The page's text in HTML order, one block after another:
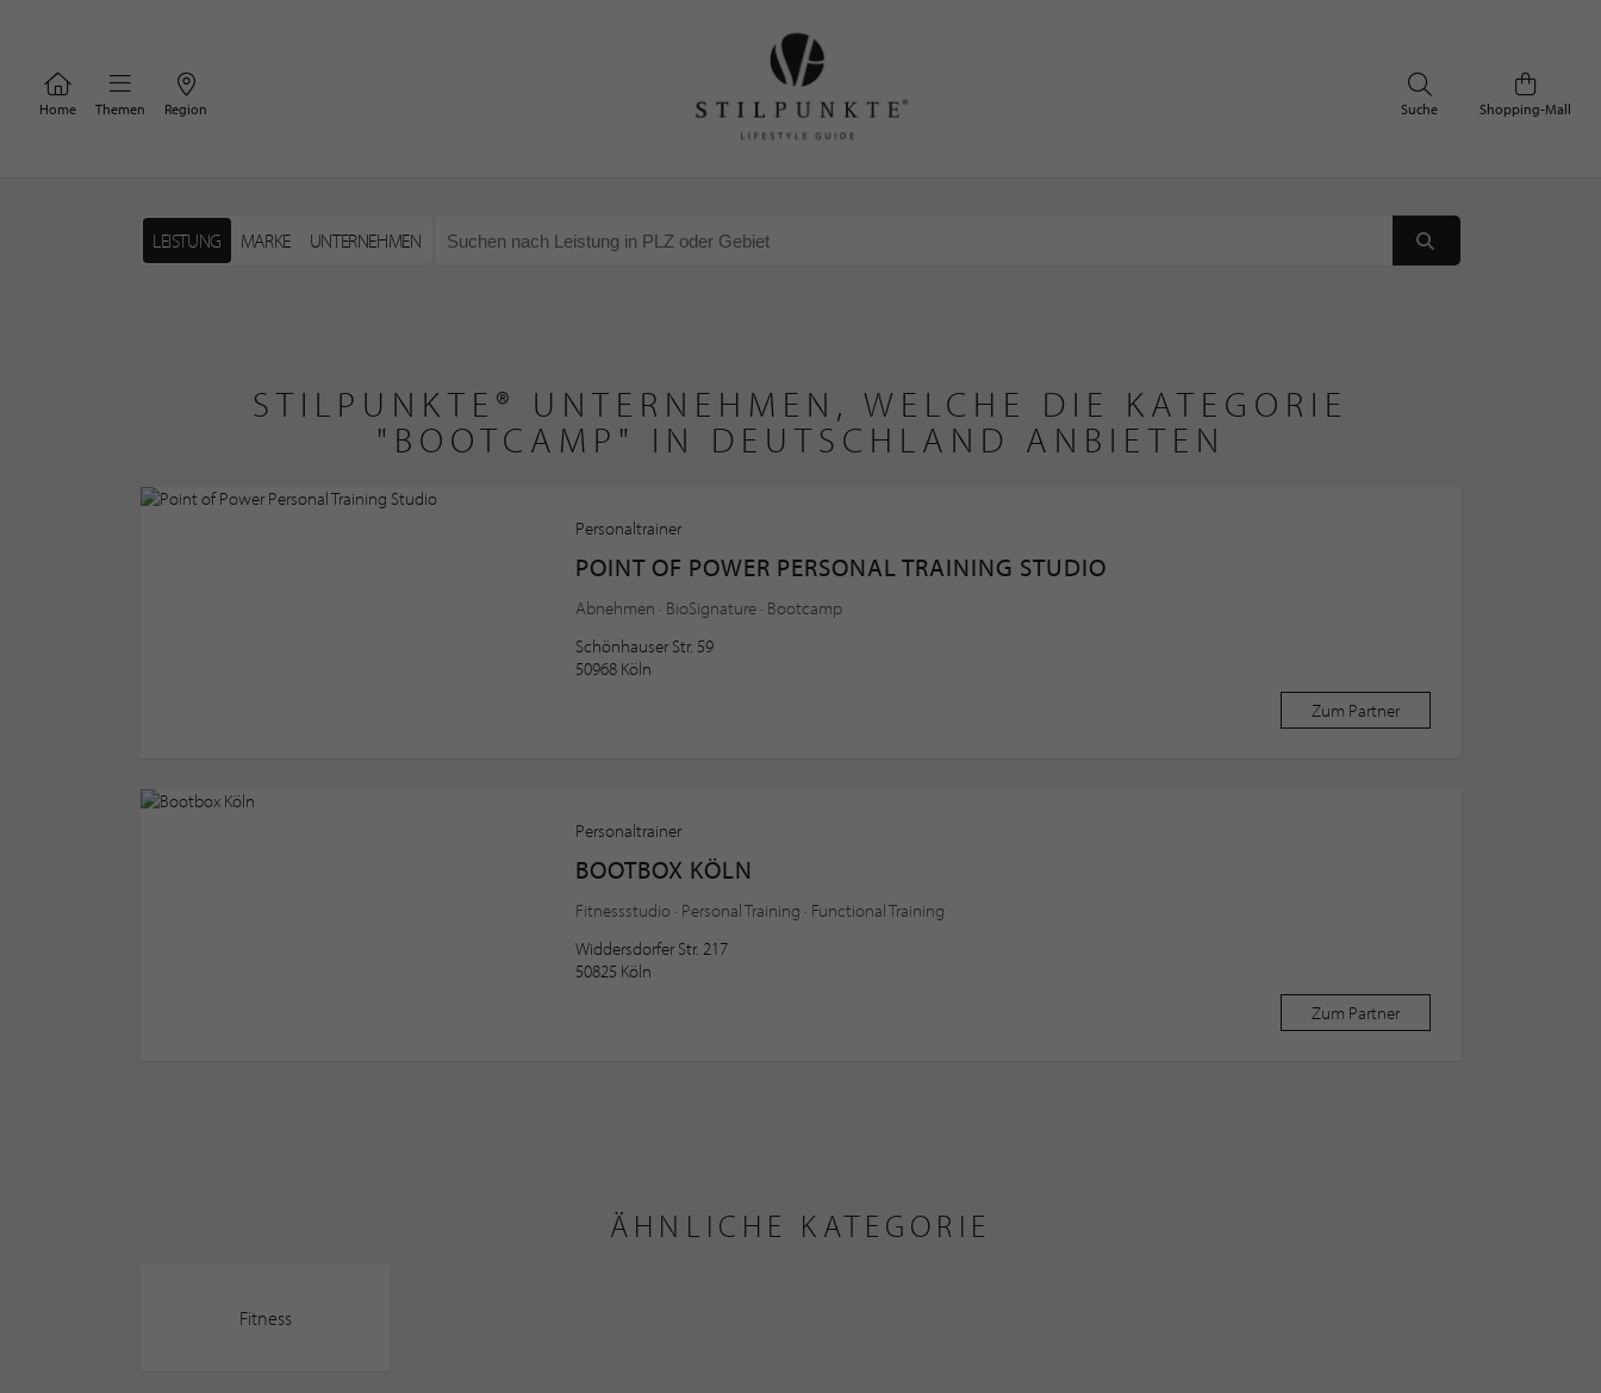
Home Themen Region Shopping-Mall
Suche
LEISTUNG MARKE UNTERNEHMEN
STILPUNKTE® UNTERNEHMEN, WELCHE DIE KATEGORIE
"BOOTCAMP" IN DEUTSCHLAND ANBIETEN
Personaltrainer
POINT OF POWER PERSONAL TRAINING STUDIO
Abnehmen · BioSignature · Bootcamp
Schönhauser Str. 59
50968 Köln
Zum Partner
Personaltrainer
BOOTBOX KÖLN
Fitnessstudio · Personal Training · Functional Training
Widdersdorfer Str. 217
50825 Köln
Zum Partner
ÄHNLICHE KATEGORIE
Fitness